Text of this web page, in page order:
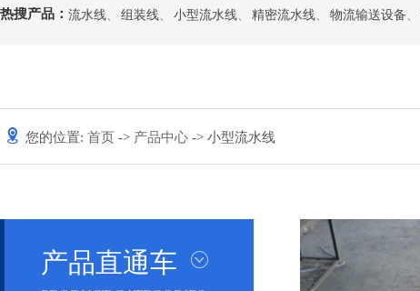
热搜产品： 流水线、 组装线、 小型流水线、 精密流水线、 物流输送设备、
您的位置: 首页 -> 产品中心 -> 小型流水线
产品直通车